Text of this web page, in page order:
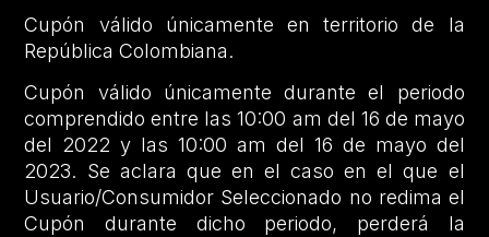
Cupón válido únicamente en territorio de la
República Colombiana.
Cupón válido únicamente durante el periodo
comprendido entre las 10:00 am del 16 de mayo
del 2022 y las 10:00 am del 16 de mayo del
2023. Se aclara que en el caso en el que el
Usuario/Consumidor Seleccionado no redima el
Cupón durante dicho periodo, perderá la